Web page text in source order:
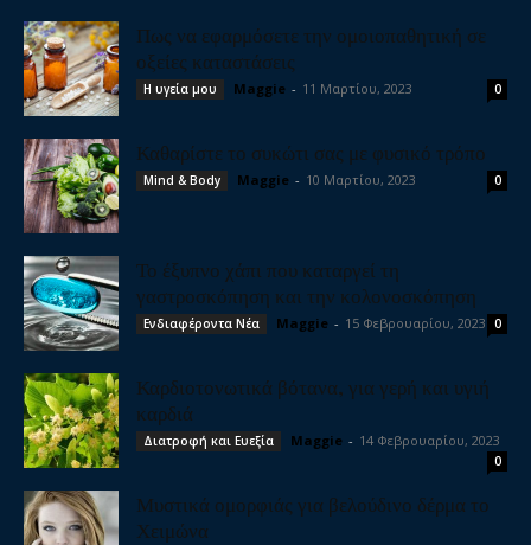
Πως να εφαρμόσετε την ομοιοπαθητική σε
οξείες καταστάσεις
Η υγεία μου Maggie - 11 Μαρτίου, 2023 0
Καθαρίστε το συκώτι σας με φυσικό τρόπο
Mind & Body Maggie - 10 Μαρτίου, 2023 0
Το έξυπνο χάπι που καταργεί τη
γαστροσκόπηση και την κολονοσκόπηση
Ενδιαφέροντα Νέα Maggie - 15 Φεβρουαρίου, 2023 0
Καρδιοτονωτικά βότανα, για γερή και υγιή
καρδιά
Διατροφή και Ευεξία Maggie - 14 Φεβρουαρίου, 2023
0
Μυστικά ομορφιάς για βελούδινο δέρμα το
Χειμώνα